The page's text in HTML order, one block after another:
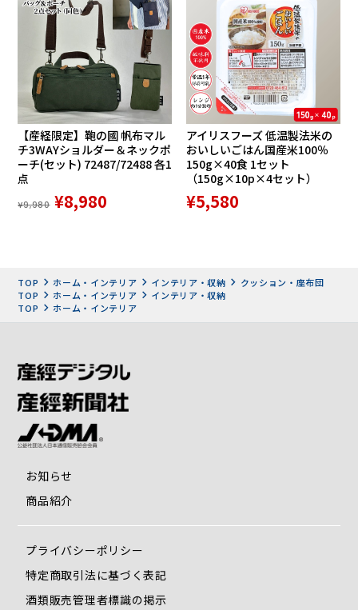
高反発・高耐久なウレタンを使用。リッチな座り心地が長く
続きます。
・固定ベルトでいつもの椅子にしっかりフィット
固定ベルトを使うことで、さまざまな椅子にしっかりフィッ
ト。姿勢を正すために新たに椅子を買い直す必要はありませ
ん。
※椅子部分の背もたれ部分の外周約80~140㎝まで対応
・「お尻のまくら」にピッタリ設計
同シリーズ「お尻のまくら」とのセット使用で、骨ポジショ
ンがさらに安定。よりラクによい姿勢をキープします。
【産経限定】鞄の國 帆布マル
チ3WAYショルダー＆ネックポ
ーチ(セット) 72487/72488 各1
点
¥9,980 ¥8,980
アイリスフーズ 低温製法米の
おいしいごはん国産米100％
150g×40食 1セット
（150g×10p×4セット）
¥5,580
TOP ホーム・インテリア インテリア・収納
クッション・座布団
TOP
ホーム・インテリア
インテリア・収納
TOP
ホーム・インテリア
お知らせ
商品紹介
プライバシーポリシー
特定商取引法に基づく表記
酒類販売管理者標識の掲示